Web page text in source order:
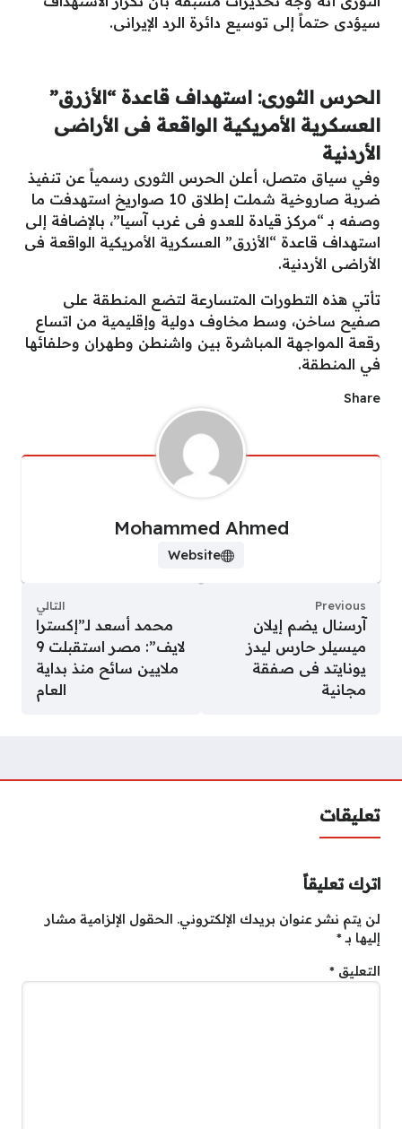
سيؤدى حتماً إلى توسيع دائرة الرد الإيرانى.
الحرس الثورى: استهداف قاعدة “الأزرق”
العسكرية الأمريكية الواقعة فى الأراضى
الأردنية
وفي سياق متصل، أعلن الحرس الثورى رسمياً عن تنفيذ
ضربة صاروخية شملت إطلاق 10 صواريخ استهدفت ما
وصفه بـ “مركز قيادة للعدو فى غرب آسيا”، بالإضافة إلى
استهداف قاعدة “الأزرق” العسكرية الأمريكية الواقعة فى
الأراضى الأردنية.
تأتي هذه التطورات المتسارعة لتضع المنطقة على
صفيح ساخن، وسط مخاوف دولية وإقليمية من اتساع
رقعة المواجهة المباشرة بين واشنطن وطهران وحلفائها
في المنطقة.
Share
Mohammed Ahmed
Website
Previous
آرسنال يضم إيلان
ميسيلر حارس ليدز
يونايتد فى صفقة
مجانية
التالي
محمد أسعد لـ”إكسترا
لايف”: مصر استقبلت 9
ملايين سائح منذ بداية
العام
تعليقات
اترك تعليقاً
لن يتم نشر عنوان بريدك الإلكتروني. الحقول الإلزامية مشار
إليها بـ*
التعليق *